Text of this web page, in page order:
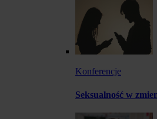
Konferencje
Seksualność w